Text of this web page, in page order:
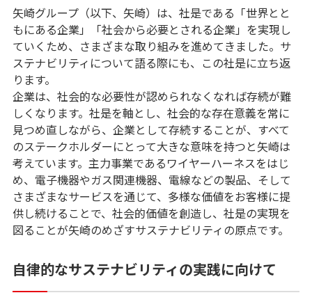
矢崎グループ（以下、矢崎）は、社是である「世界とと
もにある企業」「社会から必要とされる企業」を実現し
ていくため、さまざまな取り組みを進めてきました。サ
ステナビリティについて語る際にも、この社是に立ち返
ります。
企業は、社会的な必要性が認められなくなれば存続が難
しくなります。社是を軸とし、社会的な存在意義を常に
見つめ直しながら、企業として存続することが、すべて
のステークホルダーにとって大きな意味を持つと矢崎は
考えています。主力事業であるワイヤーハーネスをはじ
め、電子機器やガス関連機器、電線などの製品、そして
さまざまなサービスを通じて、多様な価値をお客様に提
供し続けることで、社会的価値を創造し、社是の実現を
図ることが矢崎のめざすサステナビリティの原点です。
自律的なサステナビリティの実践に向けて